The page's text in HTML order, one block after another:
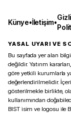
Künye•İletişim•
YASAL UYARI VE
Bu sayfada yer alan
değildir. Yatırım
göre yetkili kurumlarla
değerlendirilmelidir.
gösterilmekle birlikte,
kullanımından
BIST isim ve logosu ile